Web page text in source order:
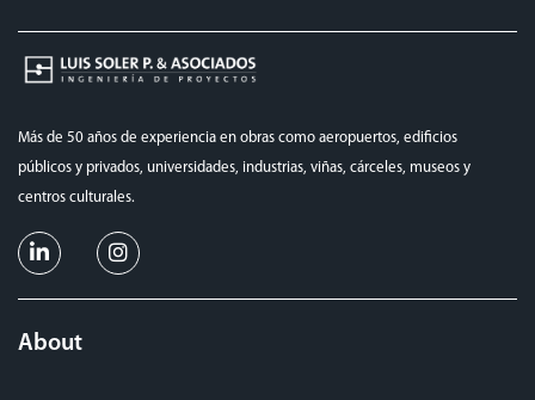
Más de 50 años de experiencia en obras como aeropuertos, edificios
públicos y privados, universidades, industrias, viñas, cárceles, museos y
centros culturales.
About